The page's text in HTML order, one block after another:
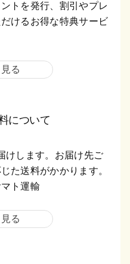
トを発行、割引やプレ
けるお得な特典サービ
る
について
けします。お届け先ご
た送料がかかります。
ト運輸
る